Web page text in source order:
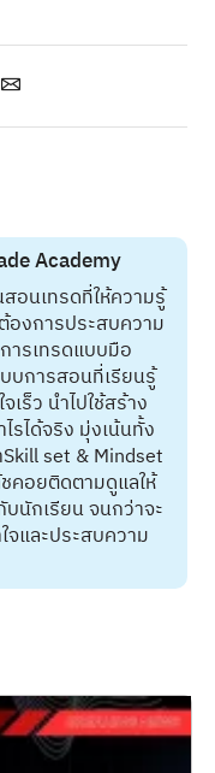
Academy
อนเทรดที่ให้ความรู้
งการประสบความ
ารเทรดแบบมือ
บการสอนที่เรียนรู้
จเร็ว นำไปใช้สร้าง
รได้จริง มุ่งเน้นทั้ง
set & Mindset
คอยติดตามดูแลให้
นักเรียน จนกว่าจะ
ใจและประสบความ